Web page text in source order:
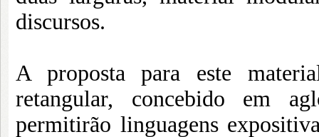
discursos.
A proposta para este
retangular, concebido em
permitirão linguagens